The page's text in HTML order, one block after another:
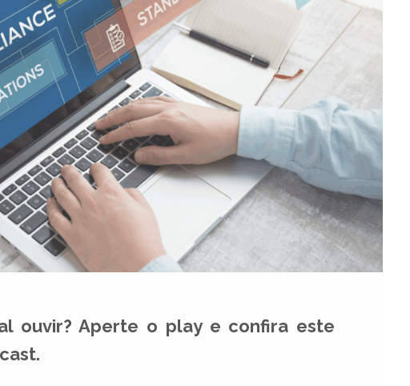
ouvir? Aperte o play e confira este